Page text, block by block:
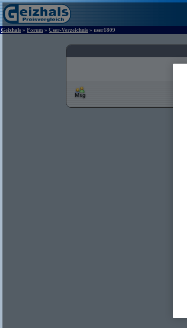
Geizhals » Forum » User-Verzeichnis » user1809